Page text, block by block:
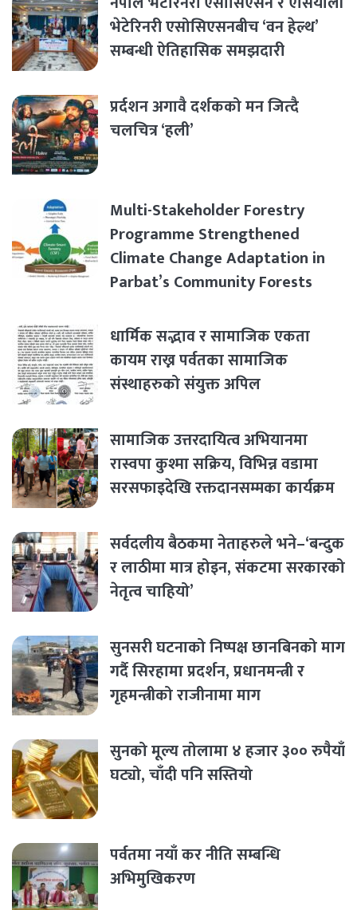
भेटेरिनरी एसोसिएसनबीच ‘वन हेल्थ’
सम्बन्धी ऐतिहासिक समझदारी
प्रर्दशन अगावै दर्शकको मन जित्दै
चलचित्र ‘हली’
Multi-Stakeholder Forestry
Programme Strengthened
Climate Change Adaptation in
Parbat’s Community Forests
धार्मिक सद्भाव र सामाजिक एकता
कायम राख्न पर्वतका सामाजिक
संस्थाहरुको संयुक्त अपिल
सामाजिक उत्तरदायित्व अभियानमा
रास्वपा कुश्मा सक्रिय, विभिन्न वडामा
सरसफाइदेखि रक्तदानसम्मका कार्यक्रम
सर्वदलीय बैठकमा नेताहरुले भने–‘बन्दुक
र लाठीमा मात्र होइन, संकटमा सरकारको
नेतृत्व चाहियो’
सुनसरी घटनाको निष्पक्ष छानबिनको माग
गर्दै सिरहामा प्रदर्शन, प्रधानमन्त्री र
गृहमन्त्रीको राजीनामा माग
सुनको मूल्य तोलामा ४ हजार ३०० रुपैयाँ
घट्यो, चाँदी पनि सस्तियो
पर्वतमा नयाँ कर नीति सम्बन्धि
अभिमुखिकरण